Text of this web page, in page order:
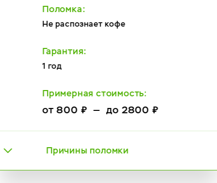
Поломка:
Не распознает кофе
Гарантия:
Примерная стоимость:
от 800 ₽ — до 2800 ₽
Причины поломки